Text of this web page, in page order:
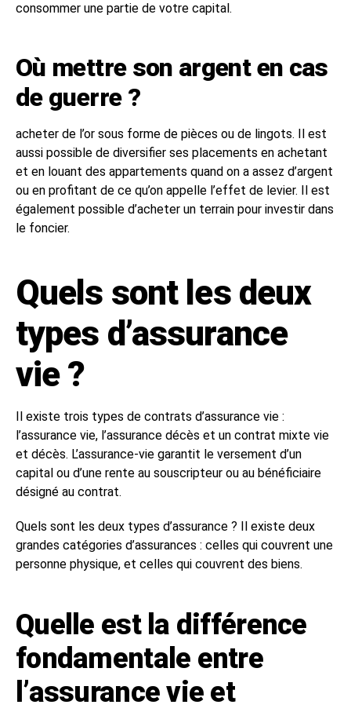
consommer une partie de votre capital.
Où mettre son argent en cas
de guerre ?
acheter de l’or sous forme de pièces ou de lingots. Il est
aussi possible de diversifier ses placements en achetant
et en louant des appartements quand on a assez d’argent
ou en profitant de ce qu’on appelle l’effet de levier. Il est
également possible d’acheter un terrain pour investir dans
le foncier.
Quels sont les deux
types d’assurance
vie ?
Il existe trois types de contrats d’assurance vie :
l’assurance vie, l’assurance décès et un contrat mixte vie
et décès. L’assurance-vie garantit le versement d’un
capital ou d’une rente au souscripteur ou au bénéficiaire
désigné au contrat.
Quels sont les deux types d’assurance ? Il existe deux
grandes catégories d’assurances : celles qui couvrent une
personne physique, et celles qui couvrent des biens.
Quelle est la différence
fondamentale entre
l’assurance vie et